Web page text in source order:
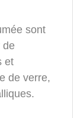
sont
de
et
de verre,